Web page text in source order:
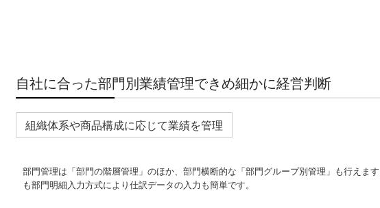
自社に合った部門別業績管理できめ細かに経営判断
組織体系や商品構成に応じて業績を管理
部門管理は「部門の階層管理」のほか、部門横断的な「部門グループ別管理」も行えま
も部門明細入力方式により仕訳データの入力も簡単です。